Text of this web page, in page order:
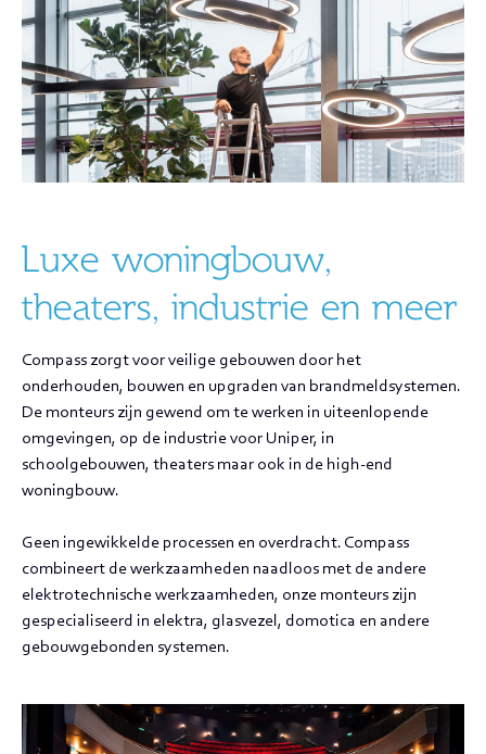
Luxe woningbouw,
theaters, industrie en meer
Compass zorgt voor veilige gebouwen door het
onderhouden, bouwen en upgraden van brandmeldsystemen.
De monteurs zijn gewend om te werken in uiteenlopende
omgevingen, op de industrie voor Uniper, in
schoolgebouwen, theaters maar ook in de high-end
woningbouw.
Geen ingewikkelde processen en overdracht. Compass
combineert de werkzaamheden naadloos met de andere
elektrotechnische werkzaamheden, onze monteurs zijn
gespecialiseerd in elektra, glasvezel, domotica en andere
gebouwgebonden systemen.